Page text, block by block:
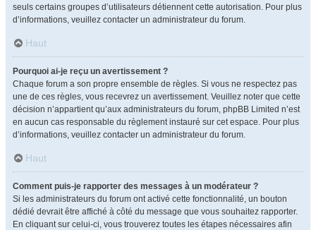
seuls certains groupes d’utilisateurs détiennent cette autorisation. Pour plus
d’informations, veuillez contacter un administrateur du forum.
Haut
Pourquoi ai-je reçu un avertissement ?
Chaque forum a son propre ensemble de règles. Si vous ne respectez pas
une de ces règles, vous recevrez un avertissement. Veuillez noter que cette
décision n’appartient qu’aux administrateurs du forum, phpBB Limited n’est
en aucun cas responsable du règlement instauré sur cet espace. Pour plus
d’informations, veuillez contacter un administrateur du forum.
Haut
Comment puis-je rapporter des messages à un modérateur ?
Si les administrateurs du forum ont activé cette fonctionnalité, un bouton
dédié devrait être affiché à côté du message que vous souhaitez rapporter.
En cliquant sur celui-ci, vous trouverez toutes les étapes nécessaires afin